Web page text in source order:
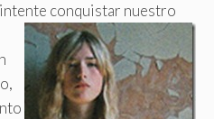
conquistar nuestro